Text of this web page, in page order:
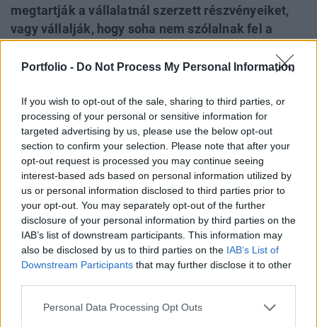
Portfolio - Do Not Process My Personal Information
If you wish to opt-out of the sale, sharing to third parties, or
processing of your personal or sensitive information for
targeted advertising by us, please use the below opt-out
section to confirm your selection. Please note that after your
opt-out request is processed you may continue seeing
interest-based ads based on personal information utilized by
us or personal information disclosed to third parties prior to
your opt-out. You may separately opt-out of the further
disclosure of your personal information by third parties on the
IAB’s list of downstream participants. This information may
also be disclosed by us to third parties on the IAB’s List of
Downstream Participants that may further disclose it to other
Personal Data Processing Opt Outs
megtartják a vállalatnál szerzett részvényeiket,
vagy vállalják, hogy soha nem szólalnak fel a
környezetben való hasznosításáról is szó
Regisztráció és részletek itt!
"Ahogy azt a dolgozókkal is megosztottuk, fontos
frissítéseket hajtunk végre a kilépési folyamatunkban" -
mondta az OpenAI szóvivője a CNBC-nek adott
nyilatkozatában. "Nem vettük el és soha nem is fogjuk
elvenni a megszerzett részvényeket, még akkor sem, ha az
emberek nem írták alá a távozási dokumentumokat.
Eltávolítjuk a távozást tiltó záradékokat a szokásos
távozási...